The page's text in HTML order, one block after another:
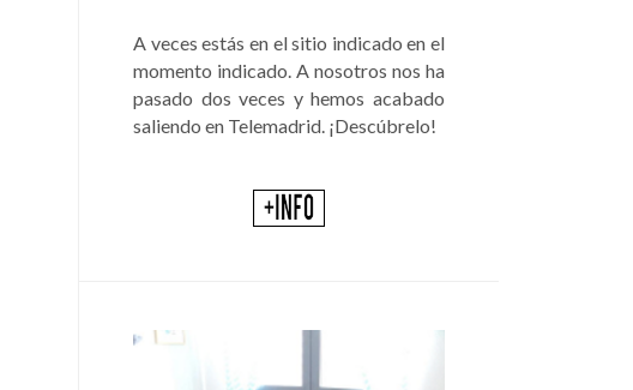
A veces estás en el sitio indicado en el
momento indicado. A nosotros nos ha
pasado dos veces y hemos acabado
saliendo en Telemadrid. ¡Descúbrelo!